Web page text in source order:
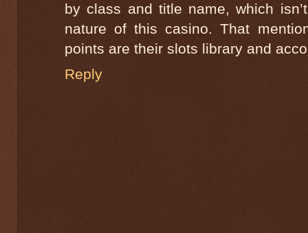
by class and title name, which
nature of this casino. That
points are their slots library and
Reply